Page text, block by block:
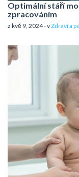
Optimální stáří
zpracováním
z kvě 9, 2024 - vZdraví a